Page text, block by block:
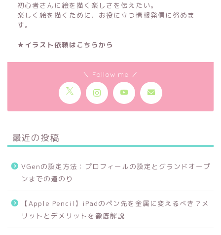
初心者さんに絵を描く楽しさを伝えたい。
楽しく絵を描くために、お役に立つ情報発信に努めま
す。
★イラスト依頼はこちらから
＼ Follow me ／
最近の投稿
VGenの設定方法：プロフィールの設定とグランドオープ
ンまでの道のり
【Apple Pencil】iPadのペン先を金属に変えるべき？メ
リットとデメリットを徹底解説